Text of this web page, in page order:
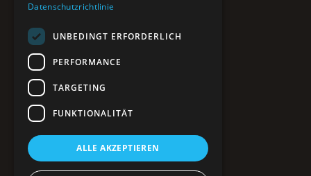
POIs entdecken
Interaktive Karte
Reiseblog
Reiseinfos & Tipps
Impressum
Datenschutz
Datenschutzrichtlinie
UNBEDINGT ERFORDERLICH
PERFORMANCE
TARGETING
FUNKTIONALITÄT
ALLE AKZEPTIEREN